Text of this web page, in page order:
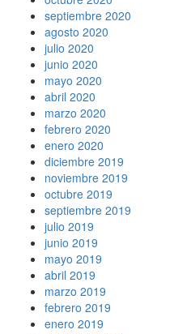
septiembre 2020
agosto 2020
julio 2020
junio 2020
mayo 2020
abril 2020
marzo 2020
febrero 2020
enero 2020
diciembre 2019
noviembre 2019
octubre 2019
septiembre 2019
julio 2019
junio 2019
mayo 2019
abril 2019
marzo 2019
febrero 2019
enero 2019